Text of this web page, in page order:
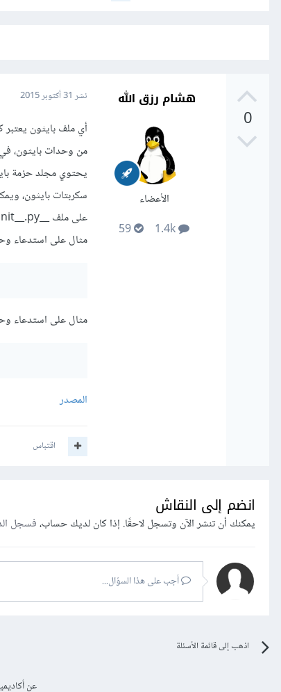
0
هشام رزق الله
الأعضاء
نشر 31 أكتوبر 2015
من وحدات بايثون،
سكربتات بايثون،
على ملف __init__.py الخاص به.
مثال على استدعاء
مثال على استدعاء
المصدر
اقتباس
انضم إلى النقاش
يمكنك أن تنشر الآن وتسجل لاحقًا. إذا كان لديك حساب،فسجل
أجب على هذا السؤال...
اذهب إلى قائمة الأسئلة
عن